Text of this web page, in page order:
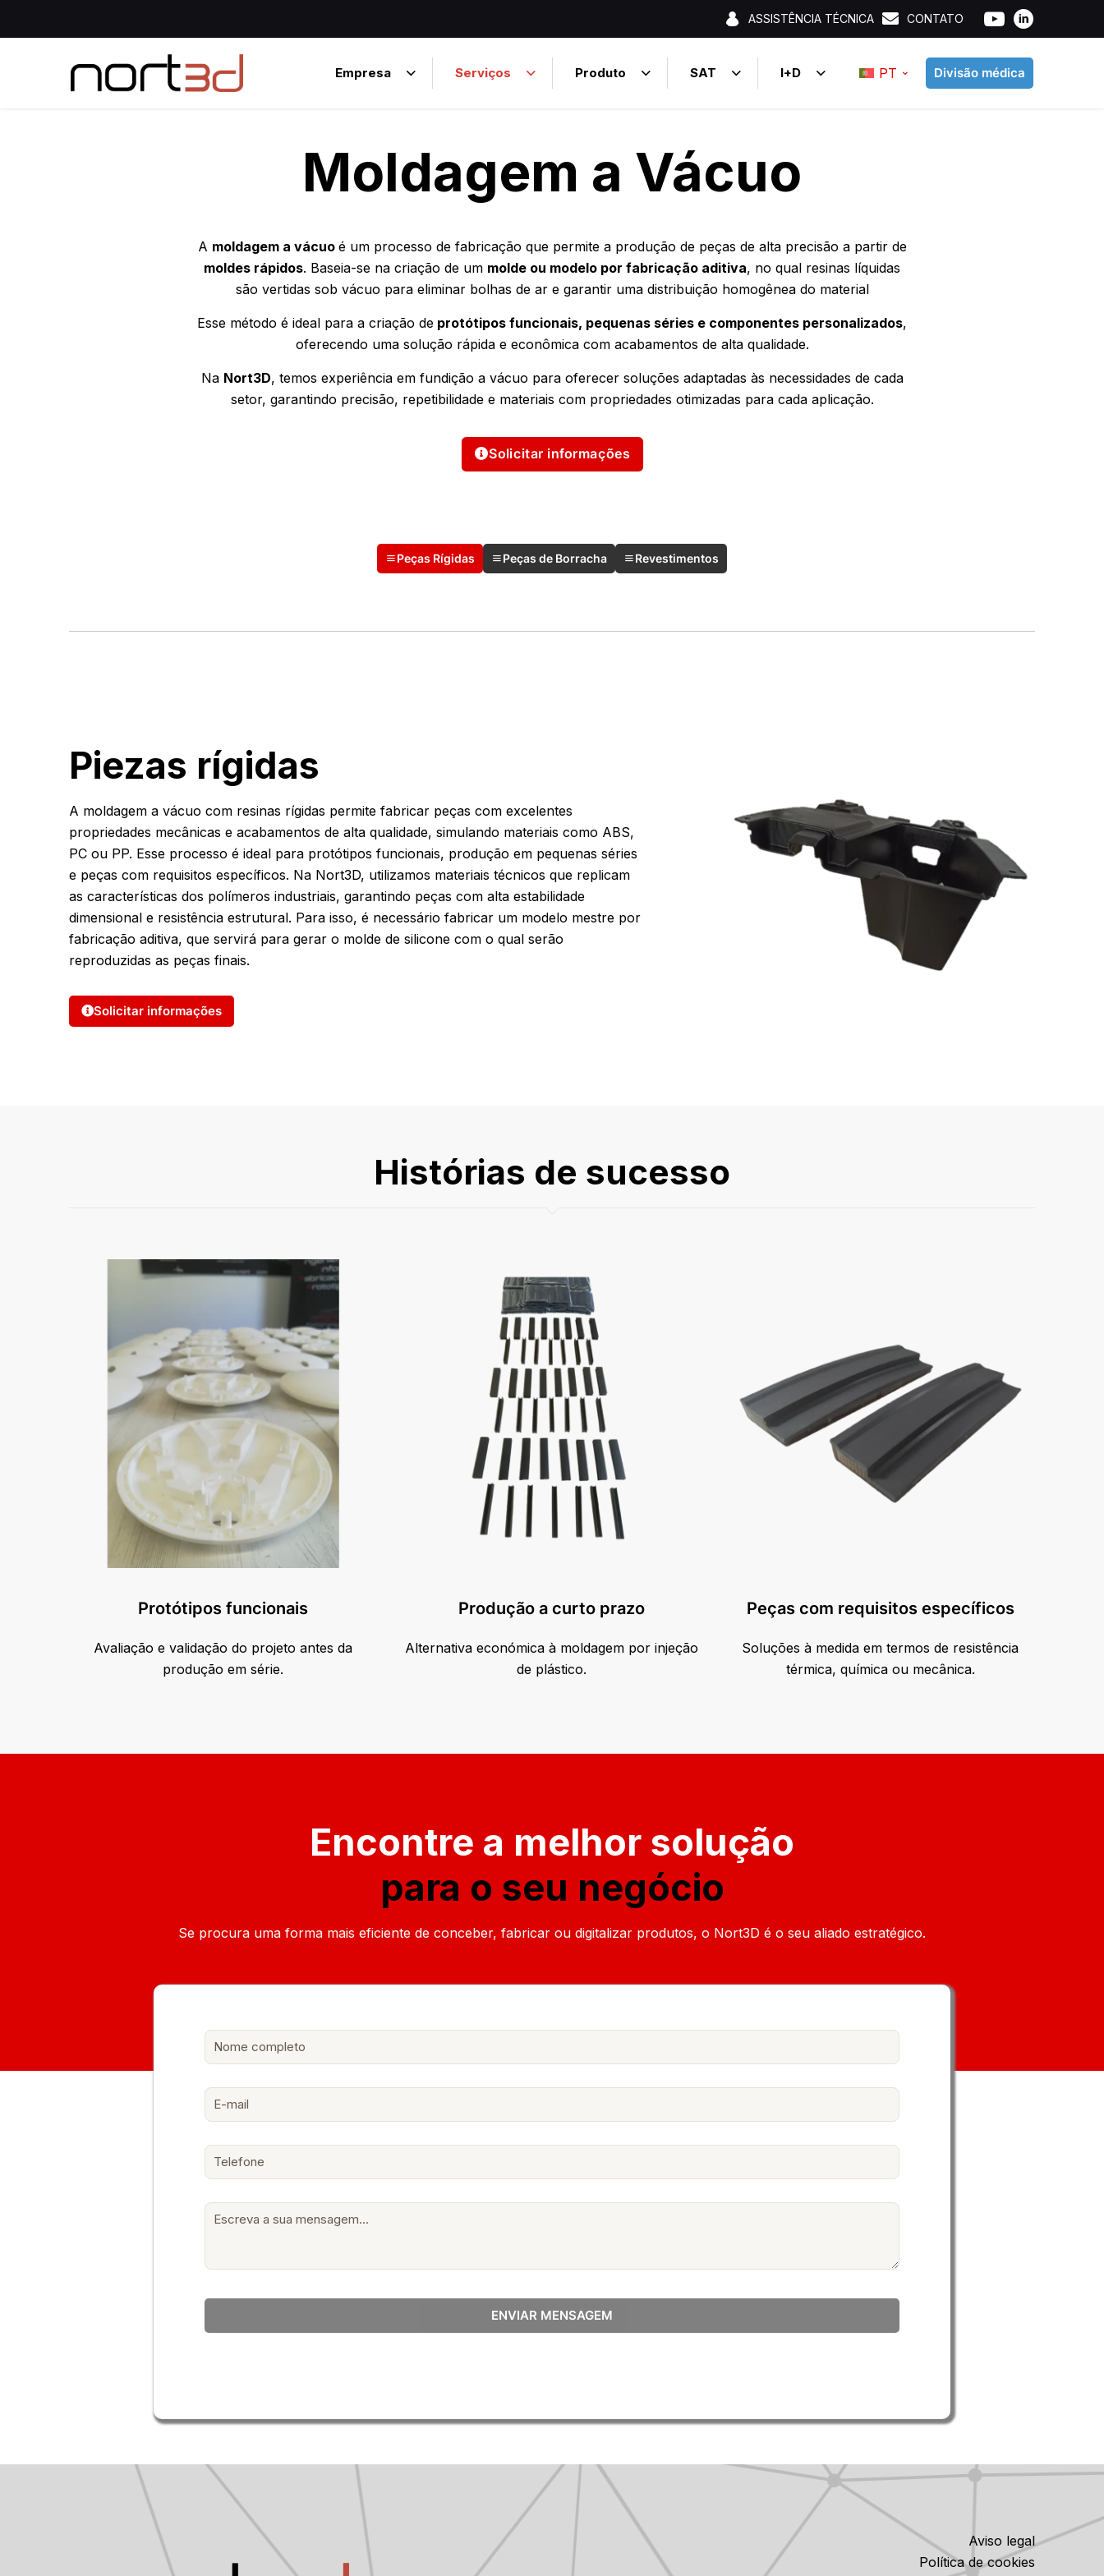
ASSISTÊNCIA TÉCNICA CONTATO
Empresa Serviços Produto SAT I+D PT Divisão médica
Moldagem a Vácuo
A moldagem a vácuo é um processo de fabricação que permite a produção de peças de alta precisão a partir de
moldes rápidos. Baseia-se na criação de um molde ou modelo por fabricação aditiva, no qual resinas líquidas
são vertidas sob vácuo para eliminar bolhas de ar e garantir uma distribuição homogênea do material
Esse método é ideal para a criação de protótipos funcionais, pequenas séries e componentes personalizados,
oferecendo uma solução rápida e econômica com acabamentos de alta qualidade.
Na Nort3D, temos experiência em fundição a vácuo para oferecer soluções adaptadas às necessidades de cada
setor, garantindo precisão, repetibilidade e materiais com propriedades otimizadas para cada aplicação.
Solicitar informações
Peças Rígidas Peças de Borracha Revestimentos
Piezas rígidas
A moldagem a vácuo com resinas rígidas permite fabricar peças com excelentes
propriedades mecânicas e acabamentos de alta qualidade, simulando materiais como ABS,
PC ou PP. Esse processo é ideal para protótipos funcionais, produção em pequenas séries
e peças com requisitos específicos. Na Nort3D, utilizamos materiais técnicos que replicam
as características dos polímeros industriais, garantindo peças com alta estabilidade
dimensional e resistência estrutural. Para isso, é necessário fabricar um modelo mestre por
fabricação aditiva, que servirá para gerar o molde de silicone com o qual serão
reproduzidas as peças finais.
Solicitar informações
Histórias de sucesso
Protótipos funcionais
Avaliação e validação do projeto antes da
produção em série.
Produção a curto prazo
Alternativa económica à moldagem por injeção
de plástico.
Peças com requisitos específicos
Soluções à medida em termos de resistência
térmica, química ou mecânica.
Encontre a melhor solução
para o seu negócio
Se procura uma forma mais eficiente de conceber, fabricar ou digitalizar produtos, o Nort3D é o seu aliado estratégico.
Aviso legal
Política de cookies